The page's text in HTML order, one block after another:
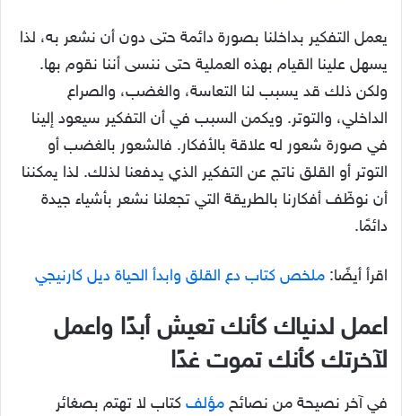
يعمل التفكير بداخلنا بصورة دائمة حتى دون أن نشعر به، لذا
يسهل علينا القيام بهذه العملية حتى ننسى أننا نقوم بها.
ولكن ذلك قد يسبب لنا التعاسة، والغضب، والصراع
الداخلي، والتوتر. ويكمن السبب في أن التفكير سيعود إلينا
في صورة شعور له علاقة بالأفكار. فالشعور بالغضب أو
التوتر أو القلق ناتج عن التفكير الذي يدفعنا لذلك. لذا يمكننا
أن نوظّف أفكارنا بالطريقة التي تجعلنا نشعر بأشياء جيدة
دائمًا.
اقرأ أيضًا: ملخص كتاب دع القلق وابدأ الحياة ديل كارنيجي
اعمل لدنياك كأنك تعيش أبدًا واعمل
لآخرتك كأنك تموت غدًا
في آخر نصيحة من نصائح مؤلف كتاب لا تهتم بصغائر